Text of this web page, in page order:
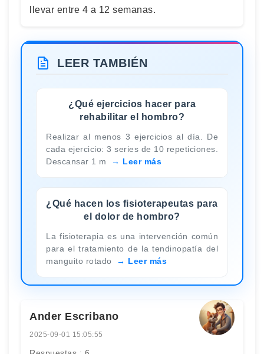
llevar entre 4 a 12 semanas.
LEER TAMBIÉN
¿Qué ejercicios hacer para
rehabilitar el hombro?
Realizar al menos 3 ejercicios al día. De
cada ejercicio: 3 series de 10 repeticiones.
Descansar 1 m
Leer más
¿Qué hacen los fisioterapeutas para
el dolor de hombro?
La fisioterapia es una intervención común
para el tratamiento de la tendinopatía del
manguito rotado
Leer más
Ander Escribano
2025-09-01 15:05:55